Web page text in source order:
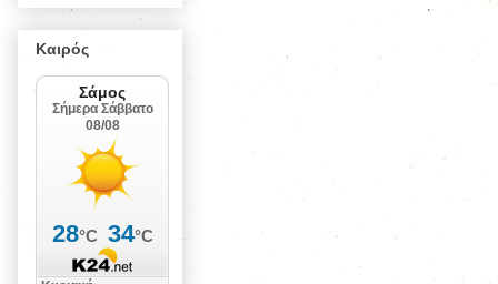
Καιρός